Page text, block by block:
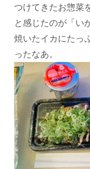
つけてきたお惣菜
と感じたのが「い
焼いたイカにたっ
ったなあ。